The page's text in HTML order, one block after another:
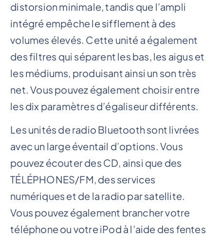
distorsion minimale, tandis que l’ampli
intégré empêche le sifflement à des
volumes élevés. Cette unité a également
des filtres qui séparent les bas, les aigus et
les médiums, produisant ainsi un son très
net. Vous pouvez également choisir entre
les dix paramètres d’égaliseur différents.
Les unités de radio Bluetooth sont livrées
avec un large éventail d’options. Vous
pouvez écouter des CD, ainsi que des
TÉLÉPHONES/FM, des services
numériques et de la radio par satellite.
Vous pouvez également brancher votre
téléphone ou votre iPod à l’aide des fentes